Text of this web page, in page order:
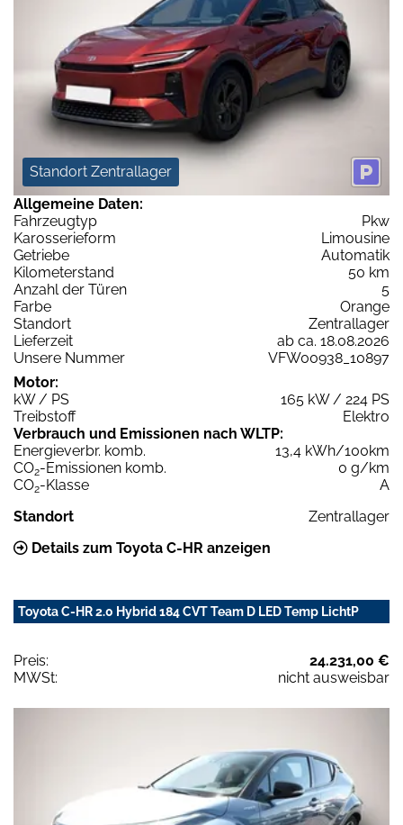
Standort Zentrallager
Allgemeine Daten:
Fahrzeugtyp
Pkw
Karosserieform
Limousine
Getriebe
Automatik
Kilometerstand
50 km
Anzahl der Türen
5
Farbe
Orange
Standort
Zentrallager
Lieferzeit
ab ca. 18.08.2026
Unsere Nummer
VFW00938_10897
Motor:
kW / PS
165 kW / 224 PS
Treibstoff
Elektro
Verbrauch und Emissionen nach WLTP:
Energieverbr. komb.
13,4 kWh/100km
CO2-Emissionen komb.
0 g/km
CO2-Klasse
A
Standort
Zentrallager
Details zum Toyota C-HR anzeigen
Toyota C-HR 2.0 Hybrid 184 CVT Team D LED Temp LichtP
Preis:
24.231,00 €
MWSt:
nicht ausweisbar